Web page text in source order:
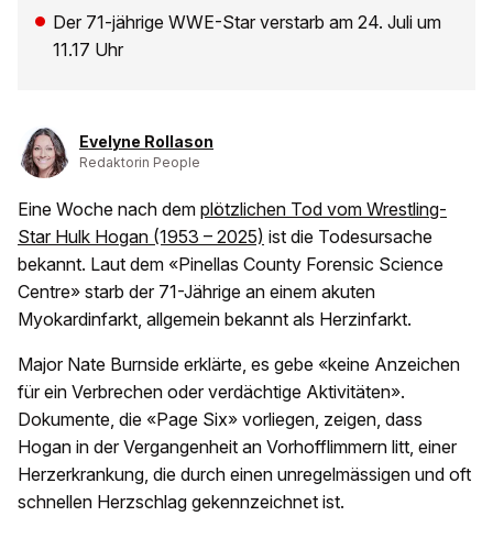
Der 71-jährige WWE-Star verstarb am 24. Juli um
11.17 Uhr
Evelyne Rollason
Redaktorin People
Eine Woche nach dem plötzlichen Tod vom Wrestling-
Star Hulk Hogan (1953 – 2025) ist die Todesursache
bekannt. Laut dem «Pinellas County Forensic Science
Centre» starb der 71-Jährige an einem akuten
Myokardinfarkt, allgemein bekannt als Herzinfarkt.
Major Nate Burnside erklärte, es gebe «keine Anzeichen
für ein Verbrechen oder verdächtige Aktivitäten».
Dokumente, die «Page Six» vorliegen, zeigen, dass
Hogan in der Vergangenheit an Vorhofflimmern litt, einer
Herzerkrankung, die durch einen unregelmässigen und oft
schnellen Herzschlag gekennzeichnet ist.